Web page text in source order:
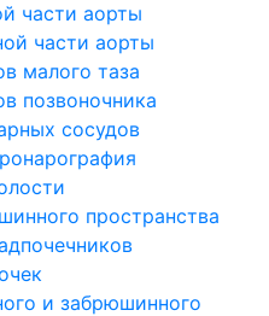
части аорты
части аорты
малого таза
позвоночника
сосудов
пространства
и забрюшинного